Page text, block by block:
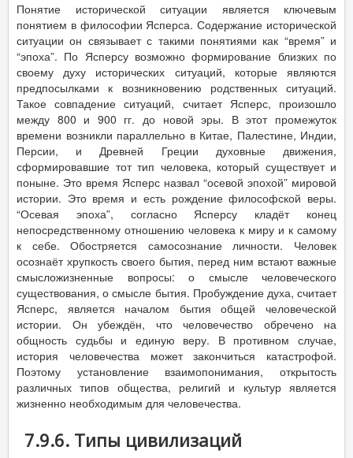
Понятие исторической ситуации является ключевым
понятием в философии Ясперса. Содержание исторической
ситуации он связывает с такими понятиями как “время” и
“эпоха”. По Ясперсу возможно формирование близких по
своему духу исторических ситуаций, которые являются
предпосылками к возникновению родственных ситуаций.
Такое совпадение ситуаций, считает Ясперс, произошло
между 800 и 900 гг. до новой эры. В этот промежуток
времени возникли параллельно в Китае, Палестине, Индии,
Персии, и Древней Греции духовные движения,
сформировавшие тот тип человека, который существует и
поныне. Это время Ясперс назвал “осевой эпохой” мировой
истории. Это время и есть рождение философской веры.
“Осевая эпоха”, согласно Ясперсу кладёт конец
непосредственному отношению человека к миру и к самому
к себе. Обостряется самосознание личности. Человек
осознаёт хрупкость своего бытия, перед ним встают важные
смысложизненные вопросы: о смысле человеческого
существования, о смысле бытия. Пробуждение духа, считает
Ясперс, является началом бытия общей человеческой
истории. Он убеждён, что человечество обречено на
общность судьбы и единую веру. В противном случае,
история человечества может закончиться катастрофой.
Поэтому установление взаимопонимания, открытость
различных типов общества, религий и культур является
жизненно необходимым для человечества.
7.9.6. Типы цивилизаций